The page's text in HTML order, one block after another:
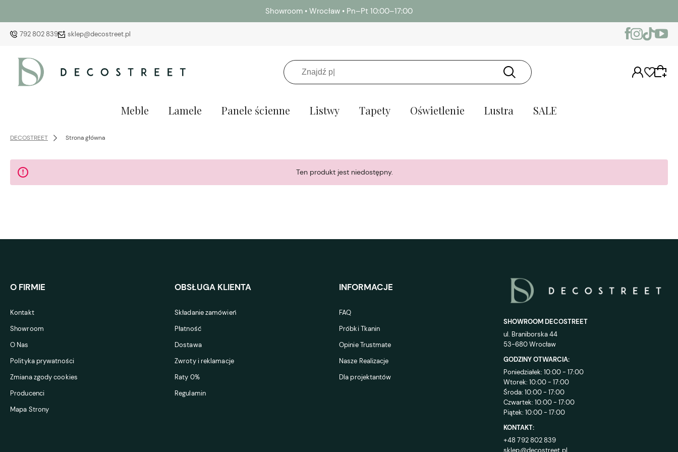
Potrzebujesz próbek lameli i paneli ściennych? →
792 802 839 sklep@decostreet.pl
Meble Lamele Panele ścienne Listwy Tapety Oświetlenie Lustra SALE
DECOSTREET Strona główna
Ten produkt jest niedostępny.
O FIRMIE
Kontakt
Showroom
O Nas
Polityka prywatności
Zmiana zgody cookies
Producenci
Mapa Strony
OBSŁUGA KLIENTA
Składanie zamówień
Płatność
Dostawa
Zwroty i reklamacje
Raty 0%
Regulamin
INFORMACJE
FAQ
Próbki Tkanin
Opinie Trustmate
Nasze Realizacje
Dla projektantów
SHOWROOM DECOSTREET
ul. Braniborska 44
53-680 Wrocław
GODZINY OTWARCIA:
Poniedziałek: 10:00 - 17:00
Wtorek: 10:00 - 17:00
Środa: 10:00 - 17:00
Czwartek: 10:00 - 17:00
Piątek: 10:00 - 17:00
KONTAKT:
+48 792 802 839